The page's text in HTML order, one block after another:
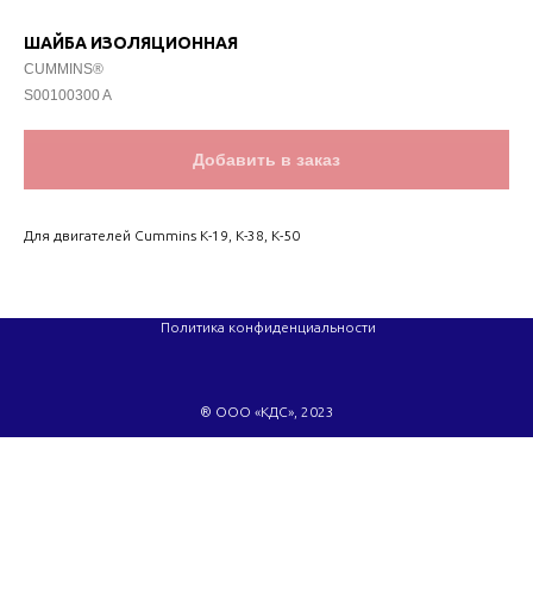
ШАЙБА ИЗОЛЯЦИОННАЯ
CUMMINS®
S00100300 A
Добавить в заказ
Для двигателей Cummins K-19, K-38, K-50
® ООО «КДС», 2023
Политика конфиденциальности